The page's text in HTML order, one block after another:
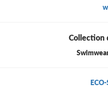
Collection